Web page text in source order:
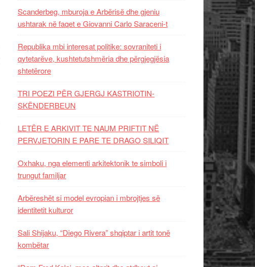
Scanderbeg, mburoja e Arbërisë dhe gjeniu
ushtarak në faqet e Giovanni Carlo Saraceni-t
Republika mbi interesat politike: sovraniteti i
qytetarëve, kushtetutshmëria dhe përgjegjësia
shtetërore
TRI POEZI PËR GJERGJ KASTRIOTIN-
SKËNDERBEUN
LETËR E ARKIVIT TE NAUM PRIFTIT NË
PERVJETORIN E PARE TE DRAGO SILIQIT
Oxhaku, nga elementi arkitektonik te simboli i
trungut familjar
Arbëreshët si model evropian i mbrojtjes së
identitetit kulturor
Sali Shijaku, “Diego Rivera” shqiptar i artit tonë
kombëtar